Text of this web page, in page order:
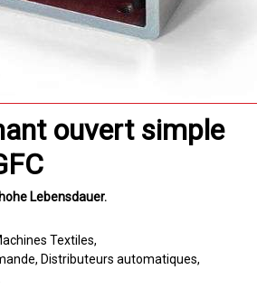
ouvert simple
hohe Lebensdauer
Textiles
Distributeurs automatiques